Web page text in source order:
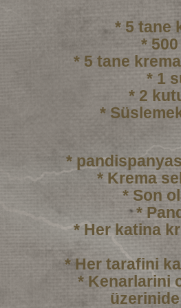
* 5 tane
*
* 5 tane
* 1
* 2
*
*
* Krema
* Son
*
* Her katina
* Her tarafini
* Kenarlarini